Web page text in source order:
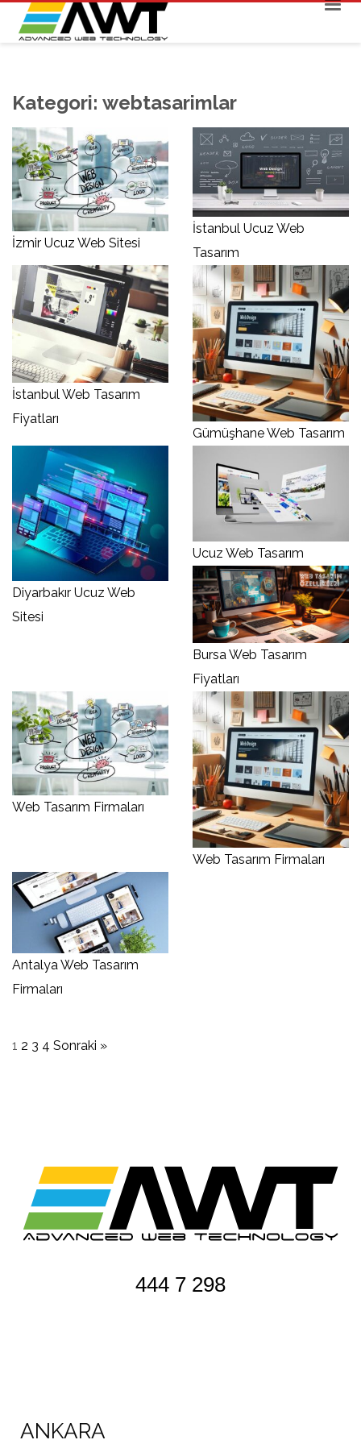
Kategori: webtasarimlar
İzmir Ucuz Web Sitesi
İstanbul Ucuz Web
Tasarım
İstanbul Web Tasarım
Fiyatları
Gümüşhane Web Tasarım
Diyarbakır Ucuz Web
Sitesi
Ucuz Web Tasarım
Bursa Web Tasarım
Fiyatları
Web Tasarım Firmaları
Web Tasarım Firmaları
Antalya Web Tasarım
Firmaları
Yazı
1 2 3 4 Sonraki »
444 7 298
ANKARA